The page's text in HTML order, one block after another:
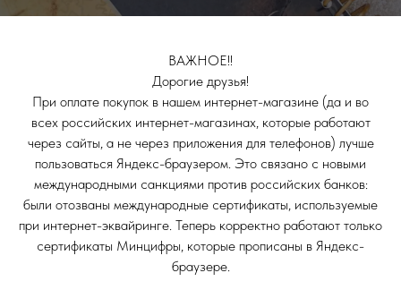
ВАЖНОЕ!!
Дорогие друзья!
При оплате покупок в нашем интернет-магазине (да и во
всех российских интернет-магазинах, которые работают
через сайты, а не через приложения для телефонов) лучше
пользоваться Яндекс-браузером. Это связано с новыми
международными санкциями против российских банков:
были отозваны международные сертификаты, используемые
при интернет-эквайринге. Теперь корректно работают только
сертификаты Минцифры, которые прописаны в Яндекс-
браузере.